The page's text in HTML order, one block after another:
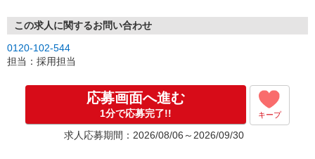
この求人に関するお問い合わせ
0120-102-544
担当：採用担当
応募画面へ進む
1分で応募完了!! キープ
求人応募期間：2026/08/06～2026/09/30